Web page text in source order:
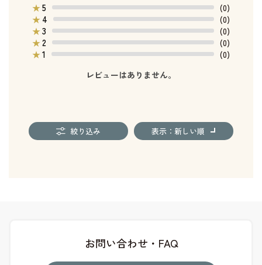
★5
(0)
★ 4
(0)
★3
(0)
★2
(0)
★1
(0)
レビューはありません。
絞り込み 表示：新しい順
お問い合わせ・FAQ